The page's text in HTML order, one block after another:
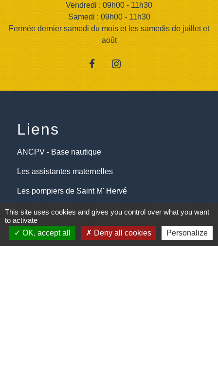
Vendredi : 09h00 - 11h30
Samedi : 09h00 - 11h30
Fermée dernier samedi du mois et les samedis de juillet et
août
Liens
ANCPV - Base nautique
Les assistantes maternelles
Les pompiers de Saint M' Hervé
Pôle emploi
Saint M'Hervé village
This site uses cookies and gives you control over what you want
to activate
OK, accept all
Deny all cookies Personalize